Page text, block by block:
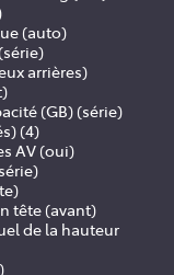
(auto)
arrières)
(GB) (série)
(4)
Prétensionneurs de ceintures AV (oui)
tête (avant)
de la hauteur